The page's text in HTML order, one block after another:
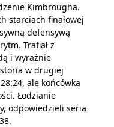
Kimbrougha.
starciach finałowej
defensywą
Trafiał z
i wyraźnie
w drugiej
ale końcówka
Łodzianie
odpowiedzieli serią